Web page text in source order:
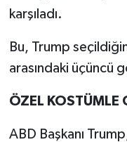
karşıladı.
Bu, Trump
arasındaki üçüncü
ÖZEL KOSTÜMLE
ABD Başkanı